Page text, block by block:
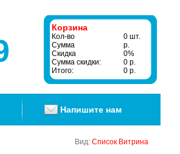
Корзина
Кол-во
0 шт.
Сумма
р.
Скидка
0%
Сумма скидки:
0 р.
Итого:
0 р.
Напишите нам
Вид: Список Витрина